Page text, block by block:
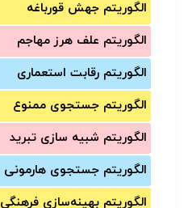
الگوریتم جهش قورباغه
الگوریتم علف هرز مهاجم
الگوریتم رقابت استعماری
الگوریتم جستجوی ممنوع
الگوریتم شبیه سازی تبرید
الگوریتم جستجوی هارمونی
الگوریتم بهینه‌سازی فرهنگی